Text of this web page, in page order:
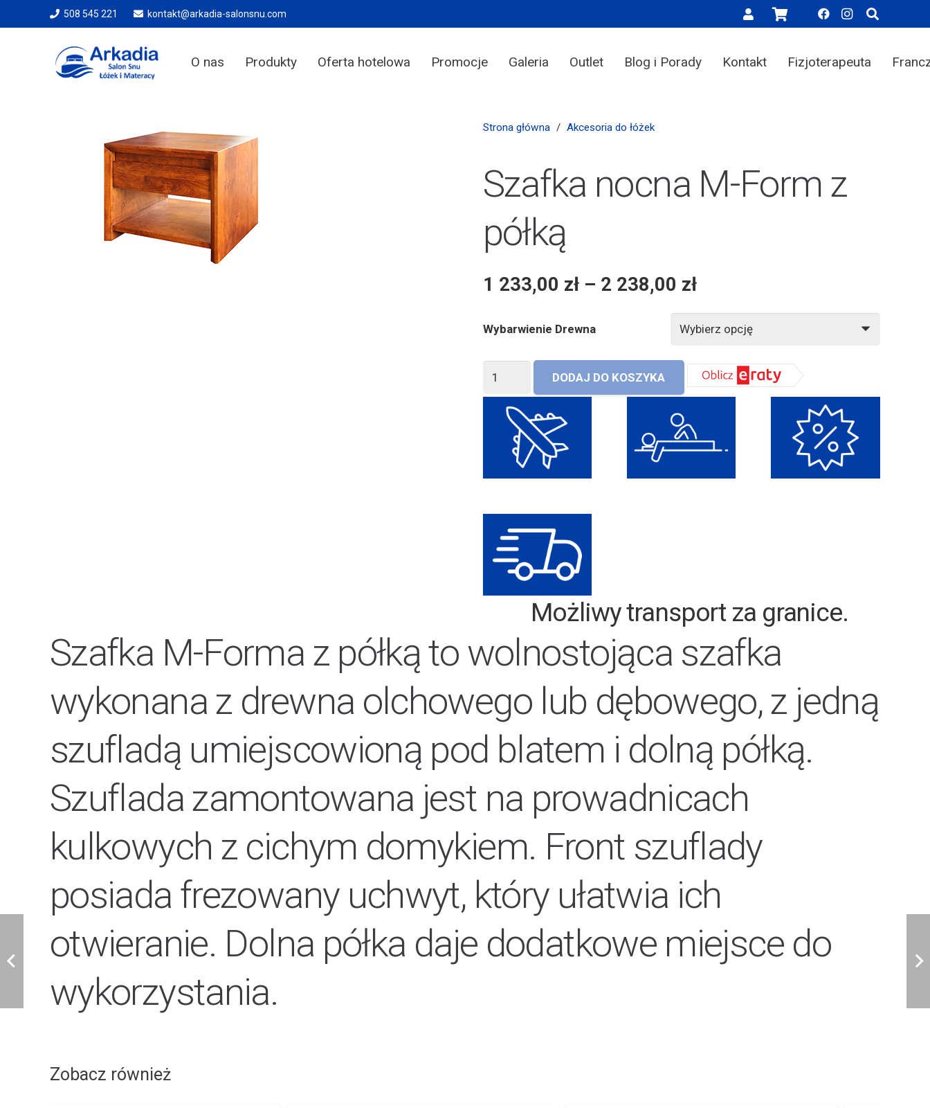
508 545 221 kontakt@arkadia-salonsnu.com
O nas Produkty Oferta hotelowa Promocje Galeria Outlet Blog i Porady Kontakt Fizjoterapeuta
Strona główna / Akcesoria do łóżek
Szafka nocna M-Form z
półką
1 233,00 zł– 2 238,00 zł
Wybarwienie Drewna
ilość
nocna
DODAJ DO KOSZYKA
Możliwy transport za granice.
Szafka M-Forma z półką to wolnostojąca szafka
wykonana z drewna olchowego lub dębowego, z jedną
szufladą umiejscowioną pod blatem i dolną półką.
Szuflada zamontowana jest na prowadnicach
kulkowych z cichym domykiem. Front szuflady
posiada frezowany uchwyt, który ułatwia ich
otwieranie. Dolna półka daje dodatkowe miejsce do
wykorzystania.
Zobacz również